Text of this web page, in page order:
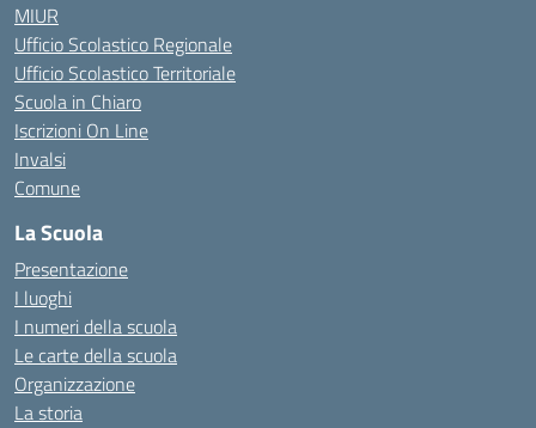
MIUR
Ufficio Scolastico Regionale
Ufficio Scolastico Territoriale
Scuola in Chiaro
Iscrizioni On Line
Invalsi
Comune
La Scuola
Presentazione
I luoghi
I numeri della scuola
Le carte della scuola
Organizzazione
La storia